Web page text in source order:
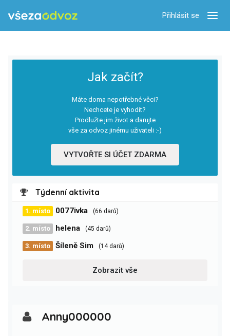
Přihlásit se
Jak začít?
Máte doma nepotřebné věci?
Nechcete je vyhodit?
Prodlužte jim život a darujte
vše za odvoz jinému uživateli :-)
VYTVOŘTE SI ÚČET ZDARMA
Týdenní aktivita
1. místo 0077ivka (66 darů)
2. místo helena (45 darů)
3. místo Šíleně Sim (14 darů)
Zobrazit vše
Anny000000